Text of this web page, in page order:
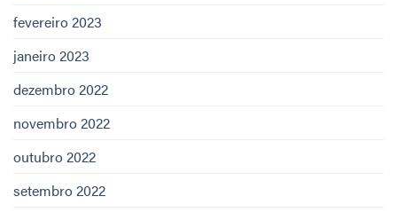
fevereiro 2023
janeiro 2023
dezembro 2022
novembro 2022
outubro 2022
setembro 2022